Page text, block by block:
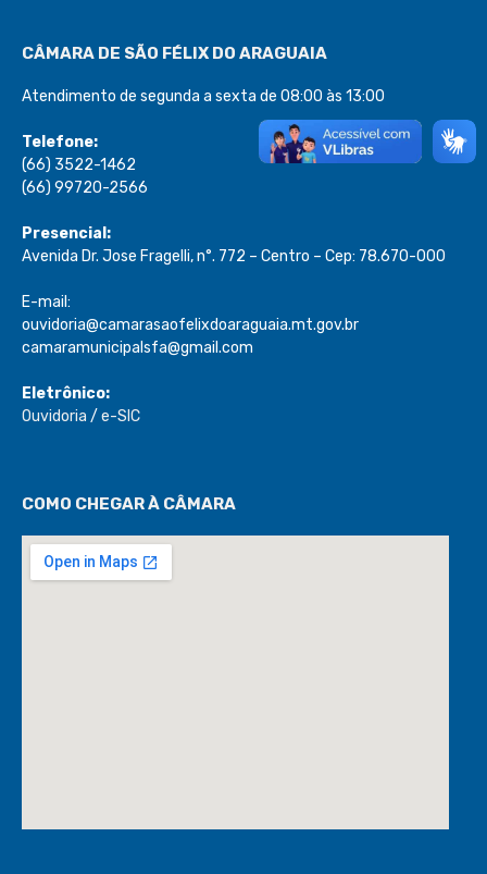
CÂMARA DE SÃO FÉLIX DO ARAGUAIA
Atendimento de segunda a sexta de 08:00 às 13:00
Telefone:
(66) 3522-1462
(66) 99720-2566
Presencial:
Avenida Dr. Jose Fragelli, n°. 772 – Centro – Cep: 78.670-000
E-mail:
ouvidoria@camarasaofelixdoaraguaia.mt.gov.br
camaramunicipalsfa@gmail.com
Eletrônico:
Ouvidoria / e-SIC
COMO CHEGAR À CÂMARA